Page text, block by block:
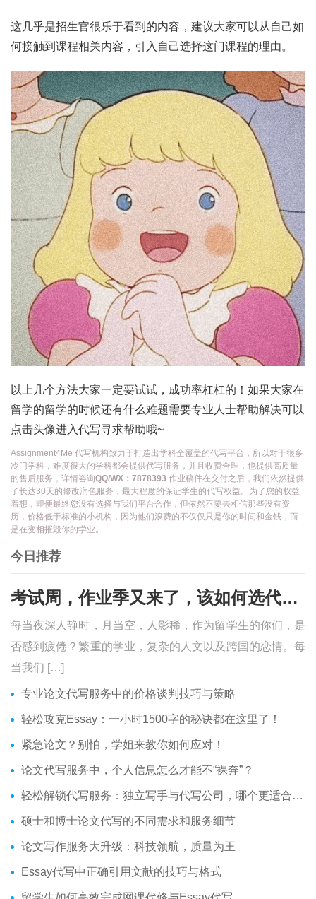
这几乎是招生官很乐于看到的内容，建议大家可以从自己如
何接触到课程相关内容，引入自己选择这门课程的理由。
以上几个方法大家一定要试试，成功率杠杠的！如果大家在
留学的留学的时候还有什么难题需要专业人士帮助解决可以
点击头像进入代写寻求帮助哦~
Assignment4Me 代写机构致力于打造出学科全覆盖的代写平台，所以对于很多
冷门学科，难度很大的学科都会提供代写服务，并且收费合理，也提供高质量
的售后服务，详情咨询QQ/WX：7878393 作业稿件在交付之后，我们依然提供
了长达30天的修改润色服务，最大程度的保证学生的代写权益。为了您的权益
着想，即便最终您没有选择与我们平台合作，但依然不要去相信那些没有资
历，价格低于标准的小机构，因为他们浪费的不仅仅只是你的时间和金钱，而
是在变相摧毁你的学业。
今日推荐
考试周，作业季又来了，该如何选代写？便宜的代写、代考会有哪些问题？
每当夜深人静时，月当空，人影稀，作为留学生的你们，是
否感到疲倦？繁重的学业，复杂的人文以及跨国的恋情。每
当我们 […]
专业论文代写服务中的价格谈判技巧与策略
轻松攻克Essay：一小时1500字的秘诀都在这里了！
紧急论文？别怕，学姐来教你如何应对！
论文代写服务中，个人信息怎么才能不“裸奔”？
轻松解锁代写服务：独立写手与代写公司，哪个更适合你？
硕士和博士论文代写的不同需求和服务细节
论文写作服务大升级：科技领航，质量为王
Essay代写中正确引用文献的技巧与格式